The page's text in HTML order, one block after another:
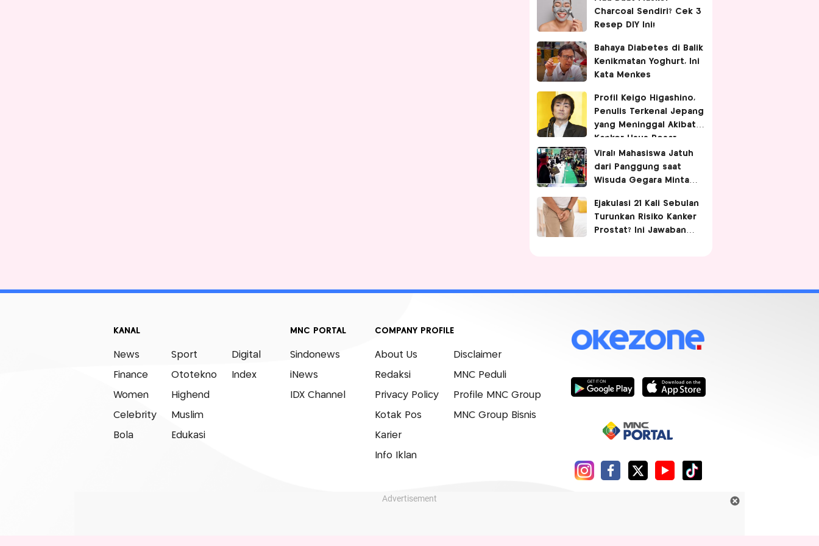
Charcoal Sendiri? Cek 3
Resep DIY Ini!
Bahaya Diabetes di Balik
Kenikmatan Yoghurt, Ini
Kata Menkes
Profil Keigo Higashino,
Penulis Terkenal Jepang
yang Meninggal Akibat
Kanker Usus Besar
Viral! Mahasiswa Jatuh
dari Panggung saat
Wisuda Gegara Minta
Netizen: Malunya
Sampai Tua
Ejakulasi 21 Kali Sebulan
Turunkan Risiko Kanker
Prostat? Ini Jawaban
Advertisement